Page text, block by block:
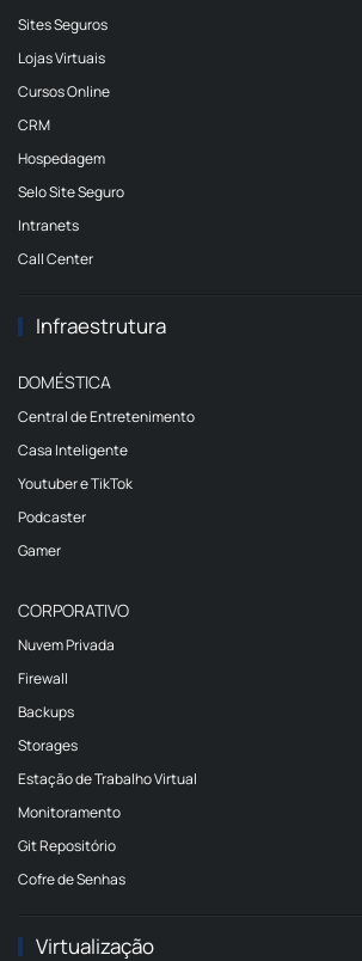
Sites Seguros
Lojas Virtuais
Cursos Online
CRM
Hospedagem
Selo Site Seguro
Intranets
Call Center
Infraestrutura
DOMÉSTICA
Central de Entretenimento
Casa Inteligente
Youtuber e TikTok
Podcaster
Gamer
CORPORATIVO
Nuvem Privada
Firewall
Backups
Storages
Estação de Trabalho Virtual
Monitoramento
Git Repositório
Cofre de Senhas
Virtualização